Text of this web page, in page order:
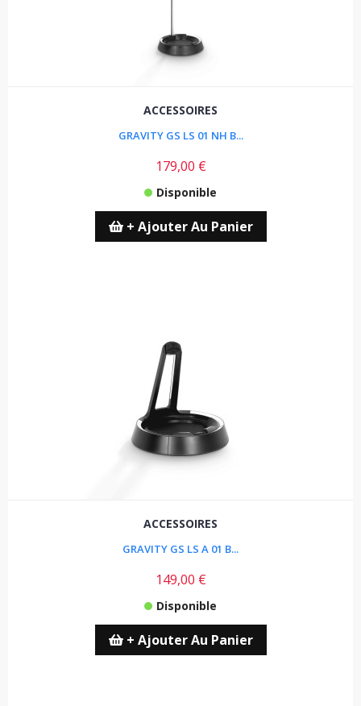
ACCESSOIRES
GRAVITY GS LS 01 NH B...
179,00 €
Disponible
+ Ajouter Au Panier
ACCESSOIRES
GRAVITY GS LS A 01 B...
149,00 €
Disponible
+ Ajouter Au Panier